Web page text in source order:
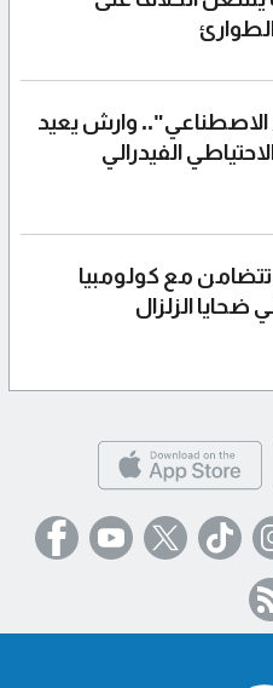
الاصطناعي".. وارش يعيد
الفيدرالي
تتضامن مع كولومبيا
ضحايا الزلزال